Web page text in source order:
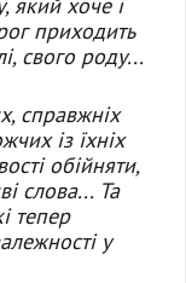
який хоче і
приходить
свого роду...
справжніх
із їхніх
обійняти,
слова... Та
тепер
у